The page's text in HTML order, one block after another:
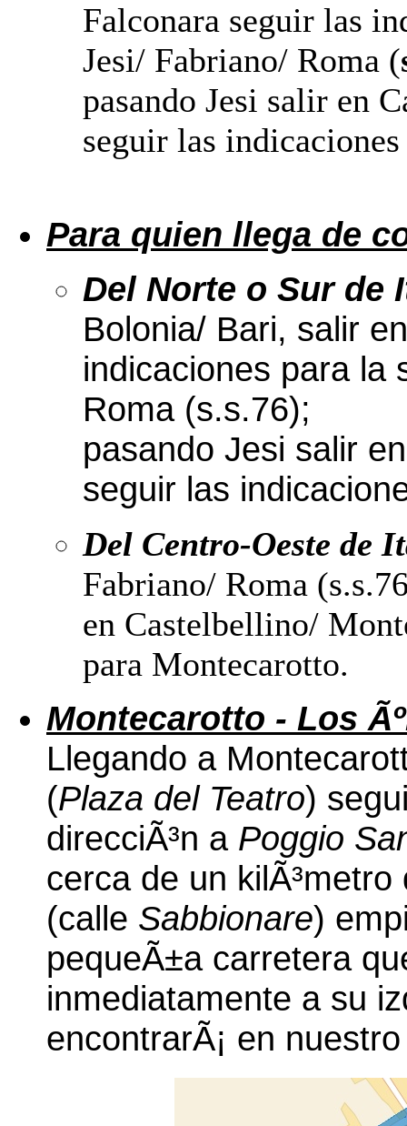
Falconara seguir las
Jesi/ Fabriano/ Roma (
pasando Jesi salir en
seguir las
Para quien llega de
Del Norte o Sur de
Bolonia/ Bari, salir
indicaciones para la
Roma (s.s.76);
pasando Jesi salir
seguir las
Del Centro-Oeste de
Fabriano/ Roma
en Castelbellino/
para Montecarotto.
Montecarotto - Los
Llegando a
(Plaza del Teatro)
direcciÃ³n a Poggio
cerca de un
(calle Sabbionare)
pequeÃ±a carretera
inmediatamente a su
encontrarÃ¡ en